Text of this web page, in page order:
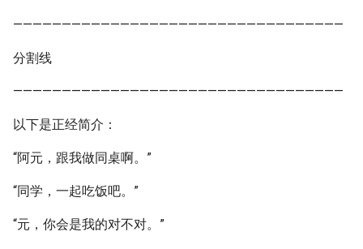
——————————————————————————————————
分割线
——————————————————————————————————
以下是正经简介：
“阿元，跟我做同桌啊。”
“同学，一起吃饭吧。”
“元，你会是我的对不对。”